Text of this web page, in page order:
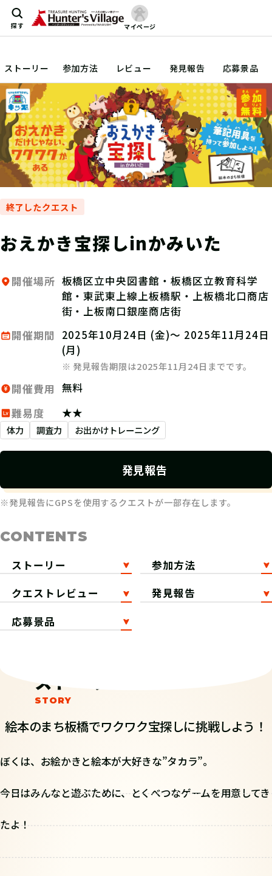
探す マイページ
ストーリー 参加方法 レビュー 発見報告 応募景品
終了したクエスト
おえかき宝探しinかみいた
開催場所 板橋区立中央図書館・板橋区立教育科学
館・東武東上線上板橋駅・上板橋北口商店
街・上板南口銀座商店街
開催期間
2025年10月24日 (金)～ 2025年11月24日
(月)
※ 発見報告期限は2025年11月24日までです。
開催費用 無料
難易度
★★
体力 調査力 お出かけトレーニング
発見報告
※発見報告にGPSを使用するクエストが一部存在します。
CONTENTS
ストーリー
参加方法
クエストレビュー
発見報告
応募景品
ストーリー
絵本のまち板橋でワクワク宝探しに挑戦しよう！
ぼくは、お絵かきと絵本が大好きな”タカラ”。
今日はみんなと遊ぶために、とくべつなゲームを用意してき
たよ！